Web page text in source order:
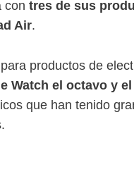
con tres de sus
Air.
productos de
Watch el octavo y
que han tenido